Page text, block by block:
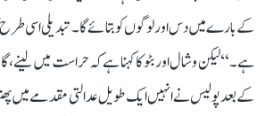
کے بارے میں دس اور لوگوں کو بتائے گا۔ تبدیلی اسی طرح
ہے۔‘‘ لیکن وشال اور بٹو کا کہنا ہے کہ حراست میں لینے،
کے بعد پولیس نے انہیں ایک طویل عدالتی مقدمے میں